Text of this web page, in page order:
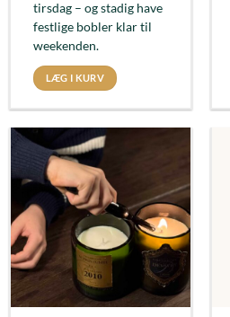
tirsdag – og stadig have
festlige bobler klar til
weekenden.
LÆG I KURV